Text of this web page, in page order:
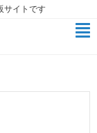
サイトです